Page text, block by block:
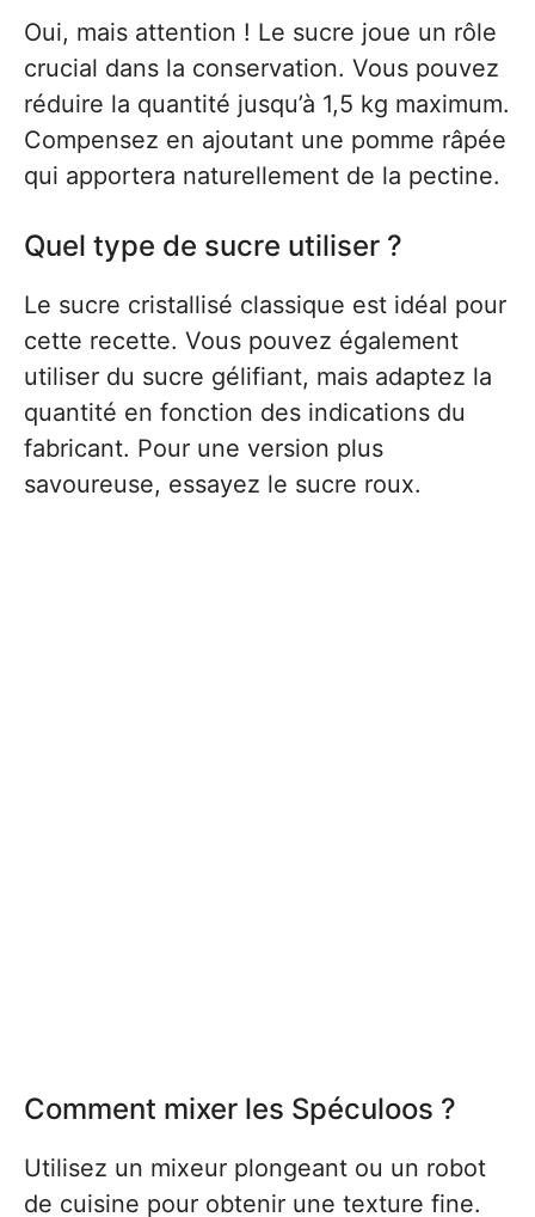
Oui, mais attention ! Le sucre joue un rôle
crucial dans la conservation. Vous pouvez
réduire la quantité jusqu’à 1,5 kg maximum.
Compensez en ajoutant une pomme râpée
qui apportera naturellement de la pectine.
Quel type de sucre utiliser ?
Le sucre cristallisé classique est idéal pour
cette recette. Vous pouvez également
utiliser du sucre gélifiant, mais adaptez la
quantité en fonction des indications du
fabricant. Pour une version plus
savoureuse, essayez le sucre roux.
Comment mixer les Spéculoos ?
Utilisez un mixeur plongeant ou un robot
de cuisine pour obtenir une texture fine.